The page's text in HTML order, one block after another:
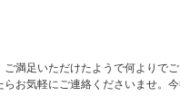
満足いただけたようで何よりで
お気軽にご連絡くださいませ。